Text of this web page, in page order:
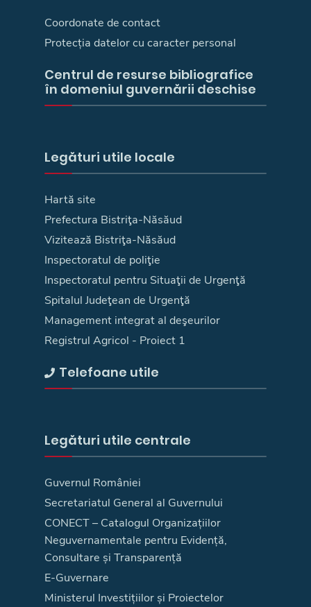
Coordonate de contact
Protecția datelor cu caracter personal
Centrul de resurse bibliografice
în domeniul guvernării deschise
Legături utile locale
Hartă site
Prefectura Bistriţa-Năsăud
Vizitează Bistriţa-Năsăud
Inspectoratul de poliţie
Inspectoratul pentru Situaţii de Urgenţă
Spitalul Judeţean de Urgenţă
Management integrat al deşeurilor
Registrul Agricol - Proiect 1
Telefoane utile
Legături utile centrale
Guvernul României
Secretariatul General al Guvernului
CONECT – Catalogul Organizațiilor
Neguvernamentale pentru Evidență,
Consultare și Transparență
E-Guvernare
Ministerul Investițiilor și Proiectelor